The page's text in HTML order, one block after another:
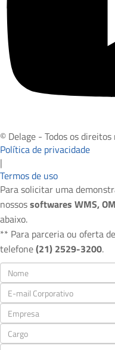
© Delage - Todos os direitos
Política de privacidade
|
Termos de uso
Para solicitar uma
nossossoftwares WMS,
abaixo.
** Para parceria ou oferta
telefone(21) 2529-3200.